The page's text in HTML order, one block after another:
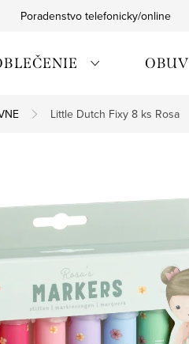
Poradenstvo telefonicky/online
OBUV
Little Dutch Fixy 8 ks Rosa